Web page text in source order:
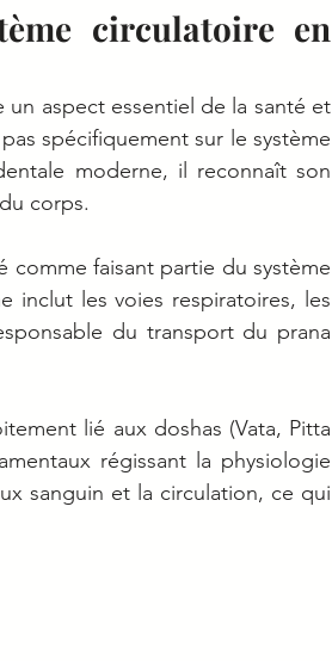
circulatoire en
aspect essentiel de la santé et
spécifiquement sur le système
moderne, il reconnaît son
corps.
comme faisant partie du système
inclut les voies respiratoires, les
du transport du prana
lié aux doshas (Vata, Pitta
régissant la physiologie
sanguin et la circulation, ce qui